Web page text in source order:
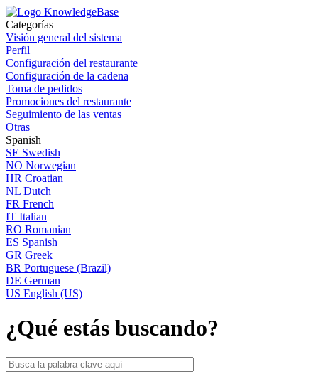
Categorías
Visión general del sistema
Perfil
Configuración del restaurante
Configuración de la cadena
Toma de pedidos
Promociones del restaurante
Seguimiento de las ventas
Otras
Spanish
SE Swedish
NO Norwegian
HR Croatian
NL Dutch
FR French
IT Italian
RO Romanian
ES Spanish
GR Greek
BR Portuguese (Brazil)
DE German
US English (US)
¿Qué estás buscando?